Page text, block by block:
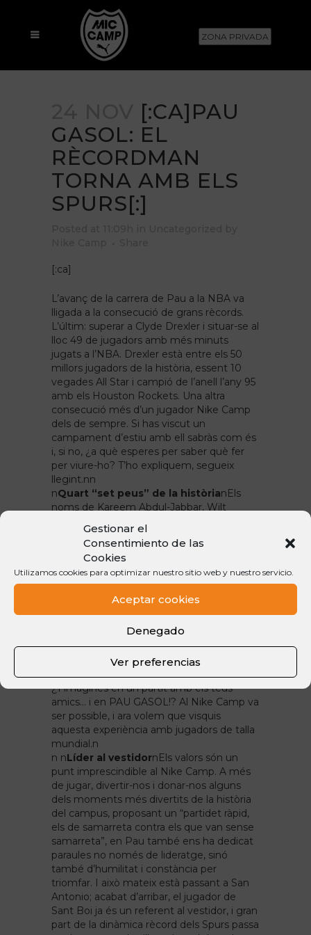
Gestionar el
Consentimiento de las
Cookies
Utilizamos cookies para optimizar nuestro sitio web y nuestro servicio.
Aceptar cookies
Denegado
Ver preferencias
ZONA PRIVADA
[:CA]PAU
GASOL: EL
RÈCORDMAN
TORNA AMB ELS
SPURS[:]
[:ca]
L’avanç de la carrera de Pau a la NBA va
lligada a la consecució de grans rècords.
L’últim: superar a Clyde Drexler i situar-se al
lloc 49 de jugadors amb més minuts
jugats a l’NBA. Drexler està entre els 50
millors jugadors de la història, essent 10
vegades All Star i campió de l’anell l’any 95
amb els Houston Rockets. Una altra
consecució més d’un jugador Nike Camp
dels de sempre. Si has viscut un
campament d’estiu amb ell sabràs com és
i, si no, ¿a què esperes per saber què fer
per viure-ho? T’ho expliquem, segueix
llegint.nn
nQuart “set peus” de la històrianEls
noms de Kareem Abdul-Jabbar, Wilt
alguna cosa si ets fan del bàsquet. Són tres
noms que tots els enamorats d’aquest
esport tenim en ment. Doncs bé, Pau
també volia ser entre ells… i ho ha
Clippers va entrar a la llista dels jugadors de
més de 2,13m que han passat de les 3.500
assistències a la lliga, un rècord històric per
algú que no deixa de sorprendre’ns. I sí,
també ha compartit entrenaments i
partits amb els nostres #nikecampplayers.
¿T’imagines en un partit amb els teus
amics… i en PAU GASOL!? Al Nike Camp va
ser possible, i ara volem que visquis
aquesta experiència amb jugadors de talla
mundial.n
n nLíder al vestidornEls valors són un
punt imprescindible al Nike Camp. A més
de jugar, divertir-nos i donar-nos alguns
dels moments més divertits de la història
del campus, proposant un “partidet ràpid,
els de samarreta contra els que van sense
samarreta”, en Pau també ens ha dedicat
paraules no només de lideratge, sinó
també d’humilitat i constància per
triomfar. I això mateix està passant a San
Antonio; acabat d’arribar, el jugador de
Sant Boi ja és un referent al vestidor, i gran
part de la dinàmica rècord dels Spurs passa